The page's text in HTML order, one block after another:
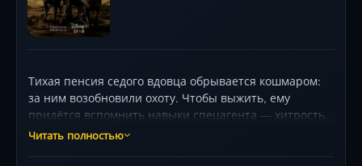
Тихая пенсия седого вдовца обрывается кошмаром:
за ним возобновили охоту. Чтобы выжить, ему
придётся вспомнить навыки спецагента — хитрость,
жестокость и искусство исчезать. С двумя верными
Читать полностью